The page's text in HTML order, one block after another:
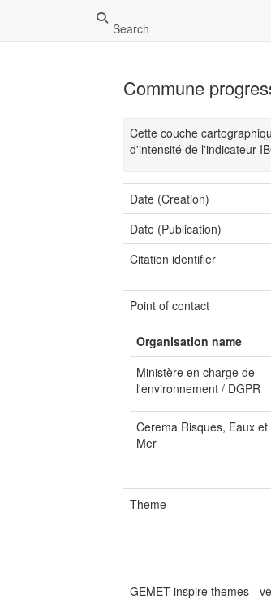
Search
Commune
Cette couche
d'intensité de l'indicateur
Date (Creation)
Date (Publication)
Citation identifier
Point of contact
Organisation name
Ministère en charge de
l'environnement / DGPR
Cerema Risques, Eaux et
Mer
Theme
GEMET inspire themes -